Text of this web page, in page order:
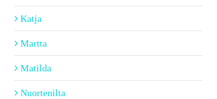
Katja
Martta
Matilda
Nuortenilta